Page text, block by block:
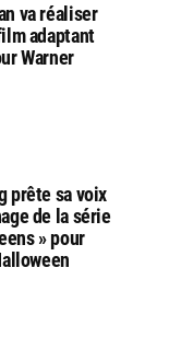
va réaliser
adaptant
Warner
prête sa voix
de la série
» pour